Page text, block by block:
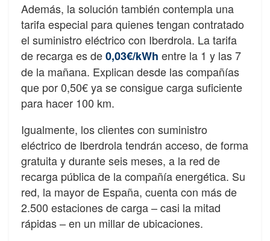
Además, la solución también contempla una
tarifa especial para quienes tengan contratado
el suministro eléctrico con Iberdrola. La tarifa
de recarga es de0,03€/kWh entre la 1 y las 7
de la mañana. Explican desde las compañías
que por 0,50€ ya se consigue carga suficiente
para hacer 100 km.
Igualmente, los clientes con suministro
eléctrico de Iberdrola tendrán acceso, de forma
gratuita y durante seis meses, a la red de
recarga pública de la compañía energética. Su
red, la mayor de España, cuenta con más de
2.500 estaciones de carga – casi la mitad
rápidas – en un millar de ubicaciones.